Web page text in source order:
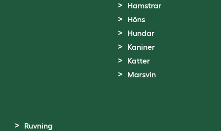
Hamstrar
Höns
Hundar
Kaniner
Katter
Marsvin
Ruvning